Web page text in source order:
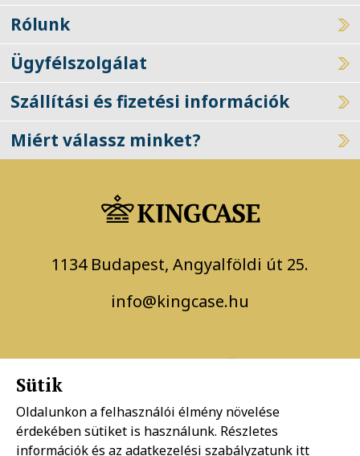
Rólunk
Ügyfélszolgálat
Szállítási és fizetési információk
Miért válassz minket?
1134 Budapest, Angyalföldi út 25.
info@kingcase.hu
Adatkezelési szabályzat
Sütik
Oldalunkon a felhasználói élmény növelése
érdekében sütiket is használunk. Részletes
információk és az adatkezelési szabályzatunk itt